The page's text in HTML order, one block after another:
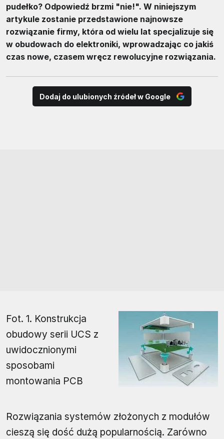
pudełko? Odpowiedź brzmi "nie!". W niniejszym
artykule zostanie przedstawione najnowsze
rozwiązanie firmy, która od wielu lat specjalizuje się
w obudowach do elektroniki, wprowadzając co jakiś
czas nowe, czasem wręcz rewolucyjne rozwiązania.
Dodaj do ulubionych źródeł w Google
Fot. 1. Konstrukcja
obudowy serii UCS z
uwidocznionymi
sposobami
montowania PCB
Rozwiązania systemów złożonych z modułów
cieszą się dość dużą popularnością. Zarówno